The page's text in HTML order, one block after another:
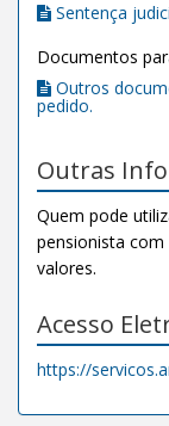
Sentença
Documentos
Outros
pedido.
Outras
Quem pode
pensionista
valores.
Acesso
https://